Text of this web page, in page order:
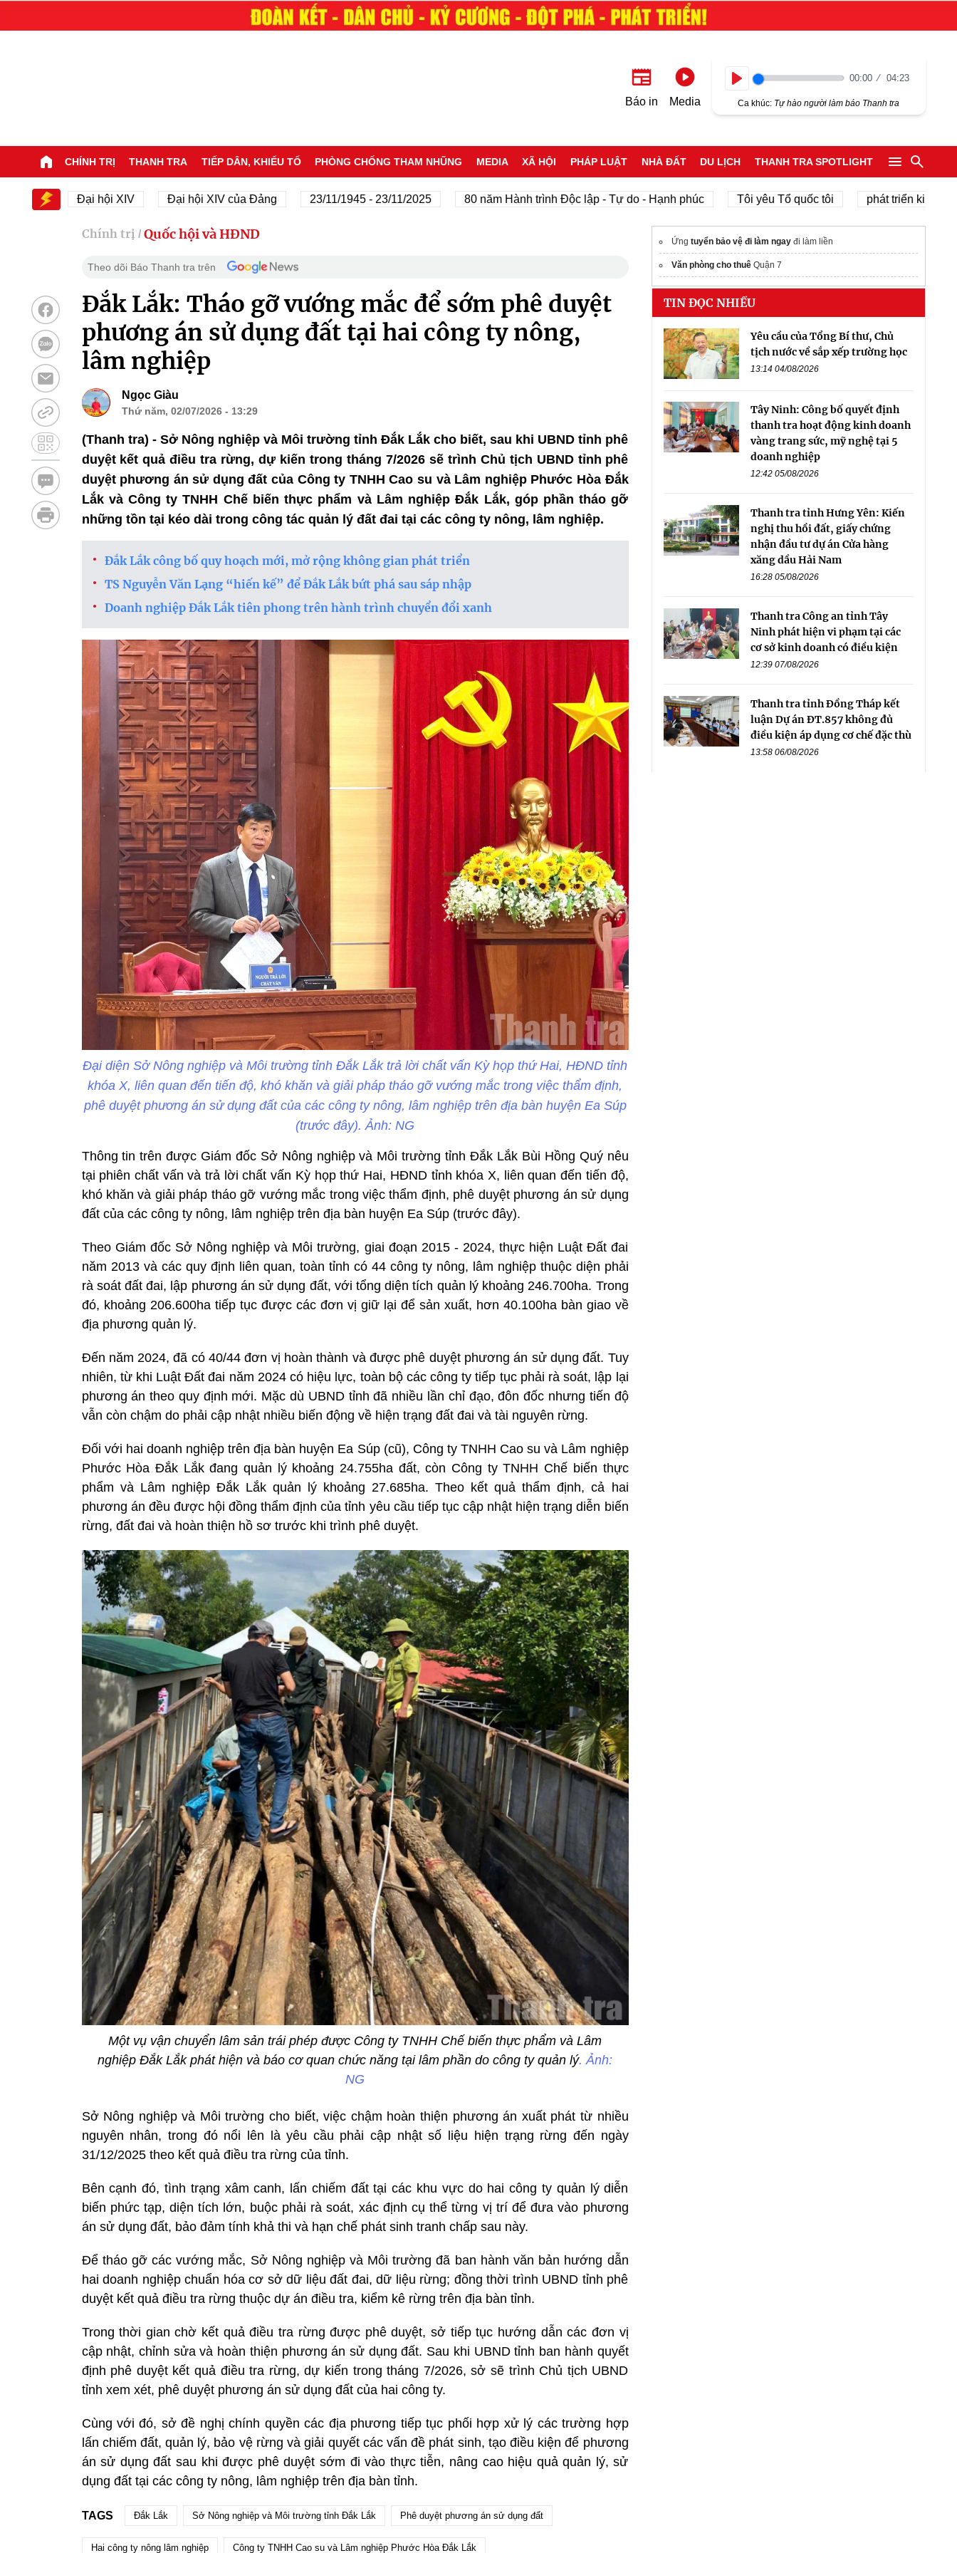
Báo in Media
00:00 04:23
Ca khúc: Tự hào người làm báo Thanh tra
CHÍNH TRỊ THANH TRA TIẾP DÂN, KHIẾU TỐ PHÒNG CHỐNG THAM NHŨNG MEDIA XÃ HỘI PHÁP LUẬT NHÀ ĐẤT DU LỊCH THANH TRA SPOTLIGHT
Đại hội XIV Đại hội XIV của Đảng 23/11/1945 - 23/11/2025 80 năm Hành trình Độc lập - Tự do - Hạnh phúc Tôi yêu Tổ quốc tôi phát triển kinh tế tư
Chính trị / Quốc hội và HĐND
Theo dõi Báo Thanh tra trên
Đắk Lắk: Tháo gỡ vướng mắc để sớm phê duyệt
phương án sử dụng đất tại hai công ty nông,
lâm nghiệp
Ngọc Giàu
Thứ năm, 02/07/2026 - 13:29
(Thanh tra) - Sở Nông nghiệp và Môi trường tỉnh Đắk Lắk cho biết, sau khi UBND tỉnh phê
duyệt kết quả điều tra rừng, dự kiến trong tháng 7/2026 sẽ trình Chủ tịch UBND tỉnh phê
duyệt phương án sử dụng đất của Công ty TNHH Cao su và Lâm nghiệp Phước Hòa Đắk
Lắk và Công ty TNHH Chế biến thực phẩm và Lâm nghiệp Đắk Lắk, góp phần tháo gỡ
những tồn tại kéo dài trong công tác quản lý đất đai tại các công ty nông, lâm nghiệp.
Đắk Lắk công bố quy hoạch mới, mở rộng không gian phát triển
TS Nguyễn Văn Lạng “hiến kế” để Đắk Lắk bứt phá sau sáp nhập
Doanh nghiệp Đắk Lắk tiên phong trên hành trình chuyển đổi xanh
Đại diện Sở Nông nghiệp và Môi trường tỉnh Đắk Lắk trả lời chất vấn Kỳ họp thứ Hai, HĐND tỉnh
khóa X, liên quan đến tiến độ, khó khăn và giải pháp tháo gỡ vướng mắc trong việc thẩm định,
phê duyệt phương án sử dụng đất của các công ty nông, lâm nghiệp trên địa bàn huyện Ea Súp
(trước đây). Ảnh: NG
Thông tin trên được Giám đốc Sở Nông nghiệp và Môi trường tỉnh Đắk Lắk Bùi Hồng Quý nêu
tại phiên chất vấn và trả lời chất vấn Kỳ họp thứ Hai, HĐND tỉnh khóa X, liên quan đến tiến độ,
khó khăn và giải pháp tháo gỡ vướng mắc trong việc thẩm định, phê duyệt phương án sử dụng
đất của các công ty nông, lâm nghiệp trên địa bàn huyện Ea Súp (trước đây).
Theo Giám đốc Sở Nông nghiệp và Môi trường, giai đoạn 2015 - 2024, thực hiện Luật Đất đai
năm 2013 và các quy định liên quan, toàn tỉnh có 44 công ty nông, lâm nghiệp thuộc diện phải
rà soát đất đai, lập phương án sử dụng đất, với tổng diện tích quản lý khoảng 246.700ha. Trong
đó, khoảng 206.600ha tiếp tục được các đơn vị giữ lại để sản xuất, hơn 40.100ha bàn giao về
địa phương quản lý.
Đến năm 2024, đã có 40/44 đơn vị hoàn thành và được phê duyệt phương án sử dụng đất. Tuy
nhiên, từ khi Luật Đất đai năm 2024 có hiệu lực, toàn bộ các công ty tiếp tục phải rà soát, lập lại
phương án theo quy định mới. Mặc dù UBND tỉnh đã nhiều lần chỉ đạo, đôn đốc nhưng tiến độ
vẫn còn chậm do phải cập nhật nhiều biến động về hiện trạng đất đai và tài nguyên rừng.
Đối với hai doanh nghiệp trên địa bàn huyện Ea Súp (cũ), Công ty TNHH Cao su và Lâm nghiệp
Phước Hòa Đắk Lắk đang quản lý khoảng 24.755ha đất, còn Công ty TNHH Chế biến thực
phẩm và Lâm nghiệp Đắk Lắk quản lý khoảng 27.685ha. Theo kết quả thẩm định, cả hai
phương án đều được hội đồng thẩm định của tỉnh yêu cầu tiếp tục cập nhật hiện trạng diễn biến
rừng, đất đai và hoàn thiện hồ sơ trước khi trình phê duyệt.
Một vụ vận chuyển lâm sản trái phép được Công ty TNHH Chế biến thực phẩm và Lâm
nghiệp Đắk Lắk phát hiện và báo cơ quan chức năng tại lâm phần do công ty quản lý. Ảnh:
NG
Sở Nông nghiệp và Môi trường cho biết, việc chậm hoàn thiện phương án xuất phát từ nhiều
nguyên nhân, trong đó nổi lên là yêu cầu phải cập nhật số liệu hiện trạng rừng đến ngày
31/12/2025 theo kết quả điều tra rừng của tỉnh.
Bên cạnh đó, tình trạng xâm canh, lấn chiếm đất tại các khu vực do hai công ty quản lý diễn
biến phức tạp, diện tích lớn, buộc phải rà soát, xác định cụ thể từng vị trí để đưa vào phương
án sử dụng đất, bảo đảm tính khả thi và hạn chế phát sinh tranh chấp sau này.
Để tháo gỡ các vướng mắc, Sở Nông nghiệp và Môi trường đã ban hành văn bản hướng dẫn
hai doanh nghiệp chuẩn hóa cơ sở dữ liệu đất đai, dữ liệu rừng; đồng thời trình UBND tỉnh phê
duyệt kết quả điều tra rừng thuộc dự án điều tra, kiểm kê rừng trên địa bàn tỉnh.
Trong thời gian chờ kết quả điều tra rừng được phê duyệt, sở tiếp tục hướng dẫn các đơn vị
cập nhật, chỉnh sửa và hoàn thiện phương án sử dụng đất. Sau khi UBND tỉnh ban hành quyết
định phê duyệt kết quả điều tra rừng, dự kiến trong tháng 7/2026, sở sẽ trình Chủ tịch UBND
tỉnh xem xét, phê duyệt phương án sử dụng đất của hai công ty.
Cùng với đó, sở đề nghị chính quyền các địa phương tiếp tục phối hợp xử lý các trường hợp
lấn chiếm đất, quản lý, bảo vệ rừng và giải quyết các vấn đề phát sinh, tạo điều kiện để phương
án sử dụng đất sau khi được phê duyệt sớm đi vào thực tiễn, nâng cao hiệu quả quản lý, sử
dụng đất tại các công ty nông, lâm nghiệp trên địa bàn tỉnh.
TAGS Đắk Lắk Sở Nông nghiệp và Môi trường tỉnh Đắk Lắk Phê duyệt phương án sử dụng đất
Hai công ty nông lâm nghiệp Công ty TNHH Cao su và Lâm nghiệp Phước Hòa Đắk Lắk
Ứng tuyển bảo vệ đi làm ngayđi làm liền
Văn phòng cho thuêQuận 7
TIN ĐỌC NHIỀU
Yêu cầu của Tổng Bí thư, Chủ
tịch nước về sắp xếp trường học
13:14 04/08/2026
Tây Ninh: Công bố quyết định
thanh tra hoạt động kinh doanh
vàng trang sức, mỹ nghệ tại 5
doanh nghiệp
12:42 05/08/2026
Thanh tra tỉnh Hưng Yên: Kiến
nghị thu hồi đất, giấy chứng
nhận đầu tư dự án Cửa hàng
xăng dầu Hải Nam
16:28 05/08/2026
Thanh tra Công an tỉnh Tây
Ninh phát hiện vi phạm tại các
cơ sở kinh doanh có điều kiện
12:39 07/08/2026
Thanh tra tỉnh Đồng Tháp kết
luận Dự án ĐT.857 không đủ
điều kiện áp dụng cơ chế đặc thù
13:58 06/08/2026